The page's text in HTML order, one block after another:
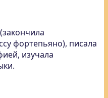
фортепьяно), писала
изучала